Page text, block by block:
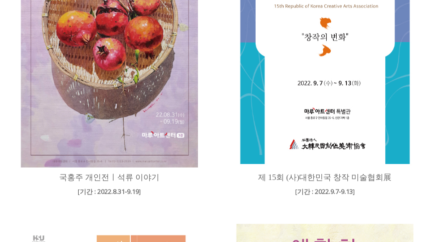
국홍주 개인전ㅣ석류 이야기
[기간 : 2022.8.31-9.19]
제 15회 (사)대한민국 창작 미술협회展
[기간 : 2022.9.7-9.13]